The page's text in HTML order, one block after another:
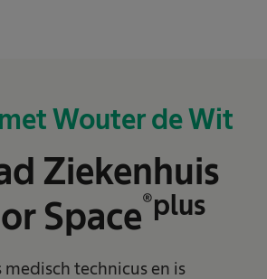
Wouter de Wit
Ziekenhuis
Space®plus
technicus en is